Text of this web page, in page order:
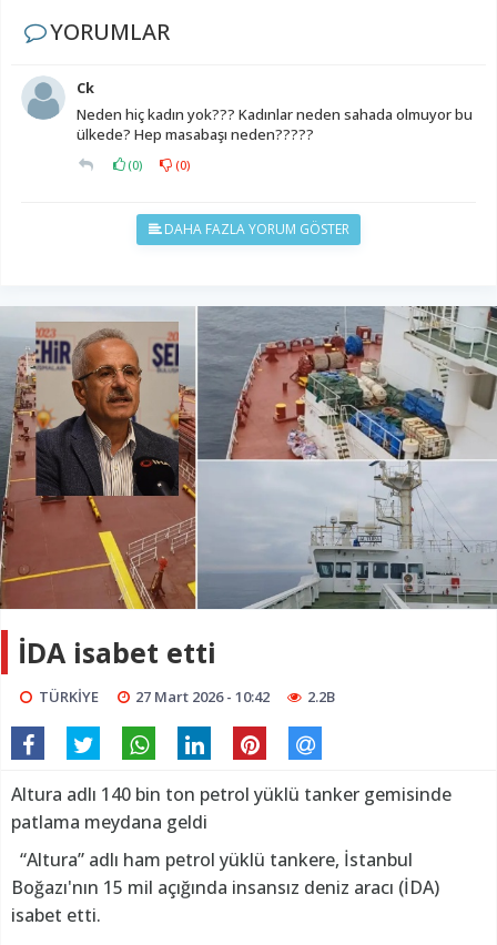
YORUMLAR
Ck
Neden hiç kadın yok??? Kadınlar neden sahada olmuyor bu
ülkede? Hep masabaşı neden?????
(0) (0)
DAHA FAZLA YORUM GÖSTER
İDA isabet etti
TÜRKİYE 27 Mart 2026 - 10:42 2.2B
Altura adlı 140 bin ton petrol yüklü tanker gemisinde
patlama meydana geldi
“Altura” adlı ham petrol yüklü tankere, İstanbul
Boğazı'nın 15 mil açığında insansız deniz aracı (İDA)
isabet etti.